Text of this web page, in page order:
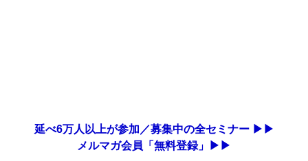
延べ6万人以上が参加／募集中の全セミナー ▶▶
メルマガ会員「無料登録」▶▶